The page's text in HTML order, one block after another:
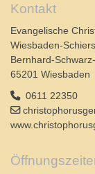
Kontakt
Evangelische
Wiesbaden-
Bernhard-
65201 Wiesbaden
0611 22350